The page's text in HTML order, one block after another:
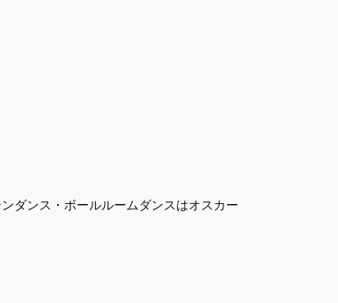
ダンス・ボールルームダンスはオスカー